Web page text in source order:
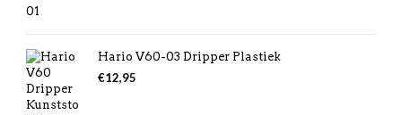
Hario V60-03 Dripper Plastiek
€12,95